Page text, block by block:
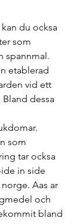
du ocksa
som
spannmal.
etablerad
vid ett
dessa
som
tar ocksa
in side
Aas ar
och
bland